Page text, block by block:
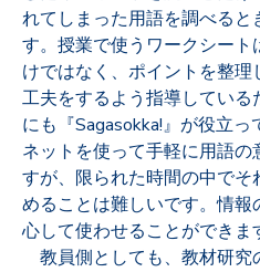
れてしまった用語を調べる
す。授業で使うワークシー
けではなく、ポイントを整
工夫をするよう指導してい
にも『Sagasokka!』が役立
ネットを使って手軽に用語
すが、限られた時間の中で
めることは難しいです。情
心して使わせることができま
教員側としても、教材研究